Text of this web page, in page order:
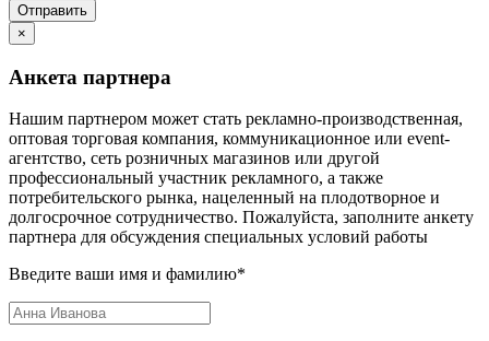
Отправить
×
Анкета партнера
Нашим партнером может стать рекламно-производственная,
оптовая торговая компания, коммуникационное или event-
агентство, сеть розничных магазинов или другой
профессиональный участник рекламного, а также
потребительского рынка, нацеленный на плодотворное и
долгосрочное сотрудничество. Пожалуйста, заполните анкету
партнера для обсуждения специальных условий работы
Введите ваши имя и фамилию*